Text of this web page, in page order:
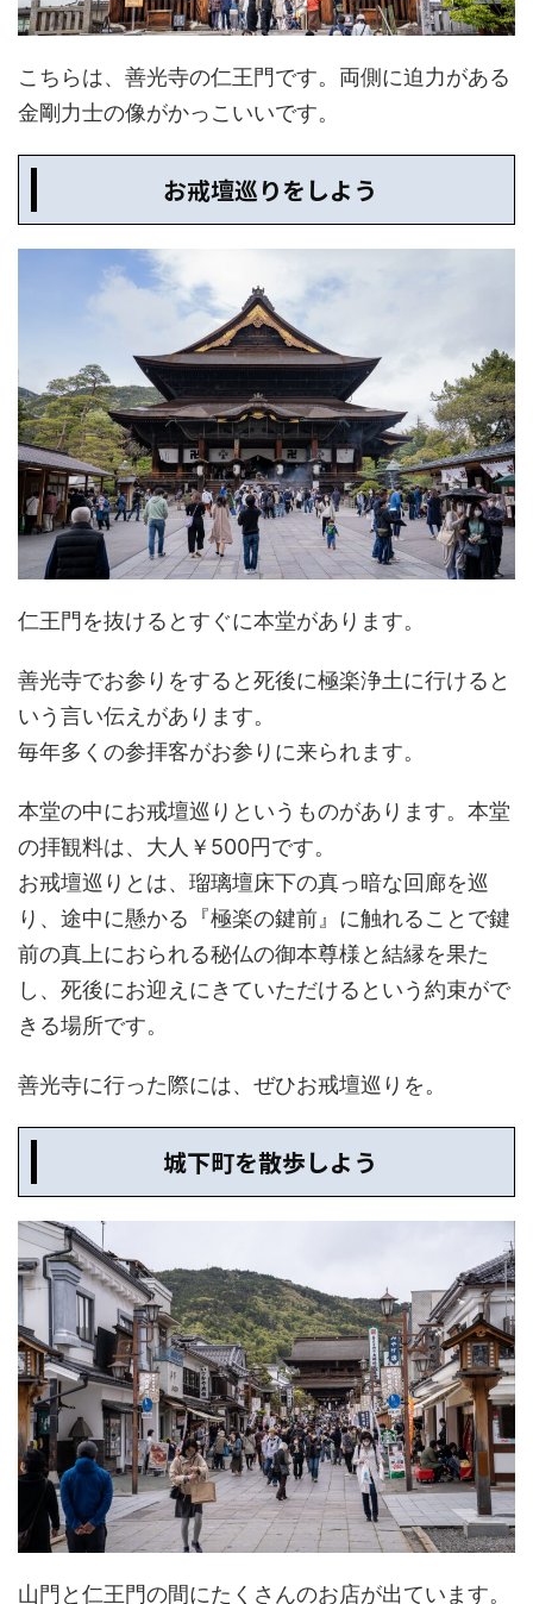
こちらは、善光寺の仁王門です。両側に迫力がある
金剛力士の像がかっこいいです。
お戒壇巡りをしよう
仁王門を抜けるとすぐに本堂があります。
善光寺でお参りをすると死後に極楽浄土に行けると
いう言い伝えがあります。
毎年多くの参拝客がお参りに来られます。
本堂の中にお戒壇巡りというものがあります。本堂
の拝観料は、大人￥500円です。
お戒壇巡りとは、瑠璃壇床下の真っ暗な回廊を巡
り、途中に懸かる『極楽の鍵前』に触れることで鍵
前の真上におられる秘仏の御本尊様と結縁を果た
し、死後にお迎えにきていただけるという約束がで
きる場所です。
善光寺に行った際には、ぜひお戒壇巡りを。
城下町を散歩しよう
山門と仁王門の間にたくさんのお店が出ています。